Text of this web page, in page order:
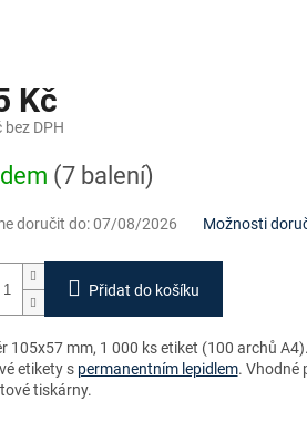
Kč
bez DPH
(7 balení)
doručit do: 07/08/2026 Možnosti
Přidat do košíku
105x57 mm, 1 000 ks etiket (100 archů A4)
etikety s permanentním lepidlem. Vhodné
tiskárny.